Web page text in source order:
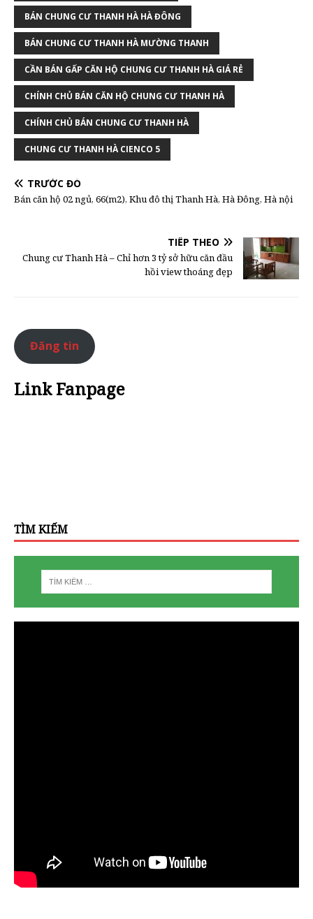
BÁN CHUNG CƯ THANH HÀ HÀ ĐÔNG
BÁN CHUNG CƯ THANH HÀ MƯỜNG THANH
CẦN BÁN GẤP CĂN HỘ CHUNG CƯ THANH HÀ GIÁ RẺ
CHÍNH CHỦ BÁN CĂN HỘ CHUNG CƯ THANH HÀ
CHÍNH CHỦ BÁN CHUNG CƯ THANH HÀ
CHUNG CƯ THANH HÀ CIENCO 5
TRƯỚC ĐÓ
Bán căn hộ 02 ngủ, 66(m2), Khu đô thị Thanh Hà, Hà Đông, Hà nội
TIẾP THEO
Chung cư Thanh Hà – Chỉ hơn 3 tỷ sở hữu căn đầu
hồi view thoáng đẹp
Đăng tin
Link Fanpage
TÌM KIẾM